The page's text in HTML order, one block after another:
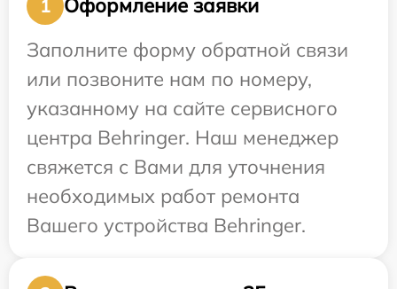
1
Оформление заявки
Заполните форму обратной связи
или позвоните нам по номеру,
указанному на сайте сервисного
центра Behringer. Наш менеджер
свяжется с Вами для уточнения
необходимых работ ремонта
Вашего устройства Behringer.